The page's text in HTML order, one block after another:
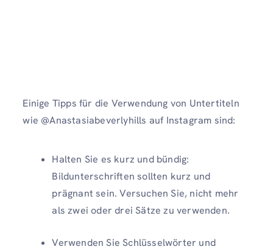
Einige Tipps für die Verwendung von Untertiteln
wie @Anastasiabeverlyhills auf Instagram sind:
Halten Sie es kurz und bündig:
Bildunterschriften sollten kurz und
prägnant sein. Versuchen Sie, nicht mehr
als zwei oder drei Sätze zu verwenden.
Verwenden Sie Schlüsselwörter und